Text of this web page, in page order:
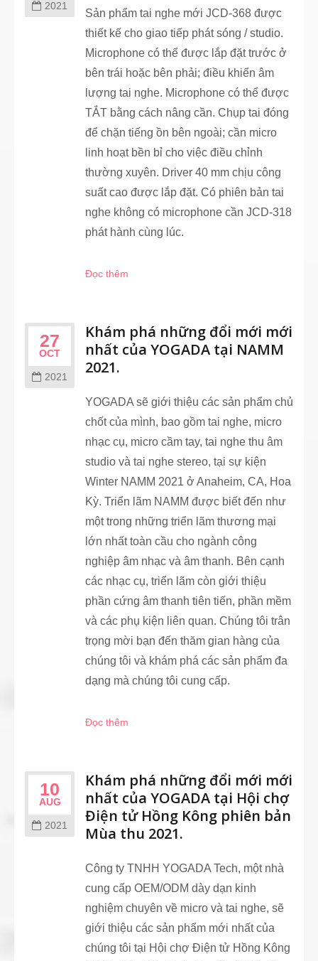
2021
Sản phẩm tai nghe mới JCD-368 được
thiết kế cho giao tiếp phát sóng / studio.
Microphone có thể được lắp đặt trước ở
bên trái hoặc bên phải; điều khiển âm
lượng tai nghe. Microphone có thể được
TẮT bằng cách nâng cần. Chụp tai đóng
để chặn tiếng ồn bên ngoài; cần micro
linh hoạt bền bỉ cho việc điều chỉnh
thường xuyên. Driver 40 mm chịu công
suất cao được lắp đặt. Có phiên bản tai
nghe không có microphone cần JCD-318
phát hành cùng lúc.
Đọc thêm
27
OCT
2021
Khám phá những đổi mới mới
nhất của YOGADA tại NAMM
2021.
YOGADA sẽ giới thiệu các sản phẩm chủ
chốt của mình, bao gồm tai nghe, micro
nhạc cụ, micro cầm tay, tai nghe thu âm
studio và tai nghe stereo, tại sự kiện
Winter NAMM 2021 ở Anaheim, CA, Hoa
Kỳ. Triển lãm NAMM được biết đến như
một trong những triển lãm thương mại
lớn nhất toàn cầu cho ngành công
nghiệp âm nhạc và âm thanh. Bên cạnh
các nhạc cụ, triển lãm còn giới thiệu
phần cứng âm thanh tiên tiến, phần mềm
và các phụ kiện liên quan. Chúng tôi trân
trọng mời bạn đến thăm gian hàng của
chúng tôi và khám phá các sản phẩm đa
dạng mà chúng tôi cung cấp.
Đọc thêm
10
AUG
2021
Khám phá những đổi mới mới
nhất của YOGADA tại Hội chợ
Điện tử Hồng Kông phiên bản
Mùa thu 2021.
Công ty TNHH YOGADA Tech, một nhà
cung cấp OEM/ODM dày dạn kinh
nghiệm chuyên về micro và tai nghe, sẽ
giới thiệu các sản phẩm mới nhất của
chúng tôi tại Hội chợ Điện tử Hồng Kông